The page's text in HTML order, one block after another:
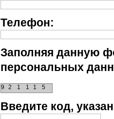
Телефон:
Заполняя данную
персональных
9 1
1
2 5
1
Введите код,